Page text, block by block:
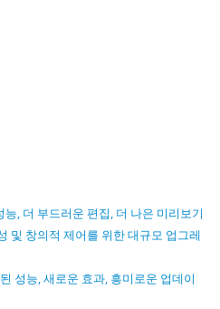
, 더 부드러운 편집, 더 나은 미리보기
및 창의적 제어를 위한 대규모 업그레
성능, 새로운 효과, 흥미로운 업데이